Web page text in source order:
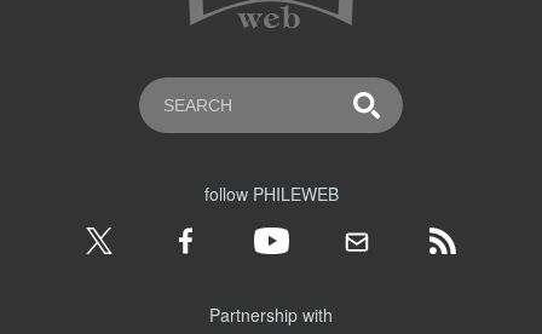
follow PHILEWEB
Partnership with